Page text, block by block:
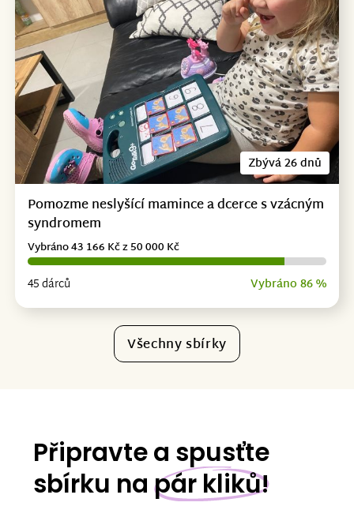
Zbývá 26 dnů
Pomozme neslyšící mamince a dcerce s vzácným
syndromem
45 dárců Vybráno 86 %
Vybráno 43 166 Kč z 50 000 Kč
Všechny sbírky
Připravte a spusťte
sbírku na pár kliků!